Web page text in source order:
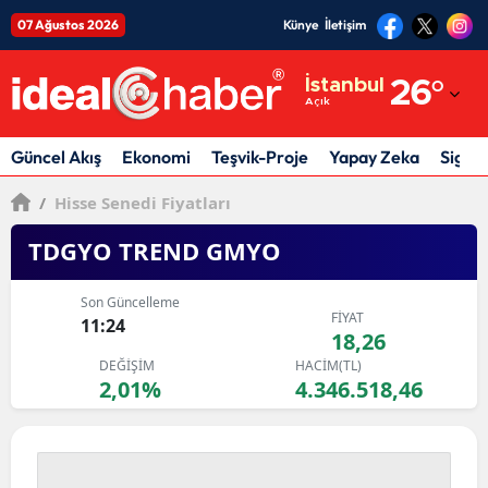
07 Ağustos 2026 Künye İletişim
İstanbul
Açık 26°
Adıyaman
Afyonkarahisar
Antalya
Artvin
Güncel Akış Ekonomi Teşvik-Proje Yapay Zeka
/ Hisse Senedi Fiyatları
TDGYO TREND GMYO
Son Güncelleme
11:24 FİYAT
18,26
DEĞİŞİM
2,01%
HACİM(TL)
4.346.518,46